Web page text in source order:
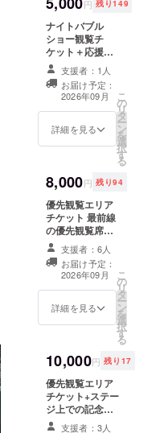
れるお名前をご
記入ください ・
オリジナル壁紙
開催後メールに
てオリジナル壁
紙をお送りしま
す
円 残り149
ナイトバブル
ショー観覧チ
ケット＋応援サ
ポーター認定 ・
実施概要：9月
19日（土曜日）
第一部 18時20
分～19時 第二
部 20時20分～
21時 のいずれか
※有効期限：当日
サポーター 掲載
期間：事業終了
後、公式
Instagramにて
掲載 掲載方法：
お名前のみの掲
載となります 注
意事項：支援
時、必ず備考欄
れるお名前をご
記入ください
支援者：1人
お届け予定：
2026年09月
詳細を見る
こ
の
リ
タ
ー
ン
を
選
択
す
る
8,000円 残り94
優先観覧エリア
チケット 最前線
の優先観覧席を
ご用意します ・
実施概要：9月
19日（土曜日）
第一部 18時20
分～19時 第二
部 20時20分～
21時 のいずれか
※有効期限：当日
支援者：6人
お届け予定：
2026年09月
詳細を見る
こ
の
リ
タ
ー
ン
を
選
択
す
る
10,000円 残り17
優先観覧エリア
チケット+ステー
ジ上での記念撮
影 最前線の優先
支援者：3人